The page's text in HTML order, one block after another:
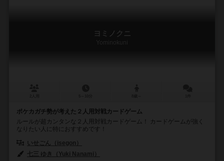
ヨミノクニ
Yominokuni
ポケカガチ勢が考えた２人用対戦カードゲーム
ルールが超カンタンな２人用対戦カードゲーム！ カードゲームが強く
なりたい人に特におすすめです！
いせごん（isegon）
七三 ゆき（Yuki Nanami）